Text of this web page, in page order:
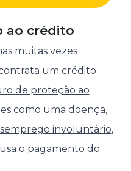
ao crédito
muitas vezes
um crédito
de proteção ao
como uma doença,
involuntário,
o pagamento do